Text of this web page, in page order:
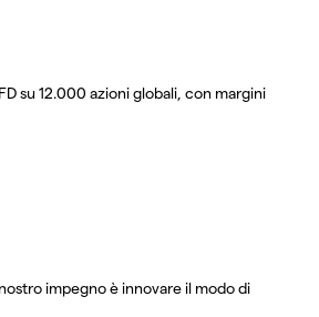
su 12.000 azioni globali, con margini
impegno è innovare il modo di